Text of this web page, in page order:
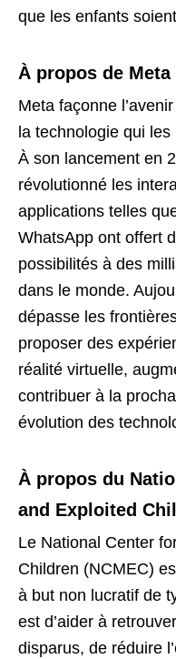
que les enfants
À propos de
Meta façonne
la technologie qui
À son lancement en
révolutionné les
applications telles
WhatsApp ont offert
possibilités à des
dans le monde.
dépasse les
proposer des
réalité virtuelle,
contribuer à la
évolution des
À propos du
and Exploited
Le National Center
Children (NCMEC)
à but non lucratif de
est d’aider à
disparus, de réduire